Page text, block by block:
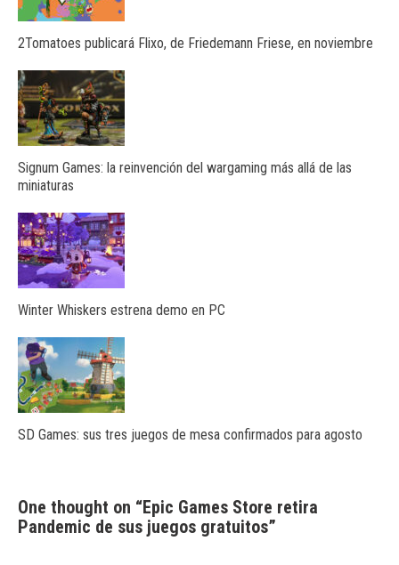
2Tomatoes publicará Flixo, de Friedemann Friese, en noviembre
Signum Games: la reinvención del wargaming más allá de las
miniaturas
Winter Whiskers estrena demo en PC
SD Games: sus tres juegos de mesa confirmados para agosto
One thought on “Epic Games Store retira
Pandemic de sus juegos gratuitos”